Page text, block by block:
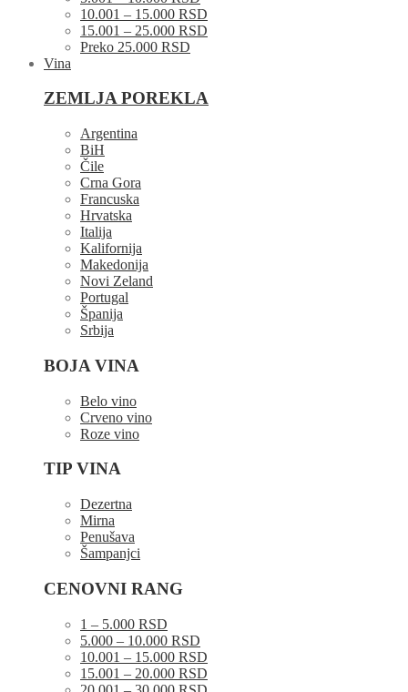
10.001 – 15.000 RSD
15.001 – 25.000 RSD
Preko 25.000 RSD
Vina
ZEMLJA POREKLA
Argentina
BiH
Čile
Crna Gora
Francuska
Hrvatska
Italija
Kalifornija
Makedonija
Novi Zeland
Portugal
Španija
Srbija
BOJA VINA
Belo vino
Crveno vino
Roze vino
TIP VINA
Dezertna
Mirna
Penušava
Šampanjci
CENOVNI RANG
1 – 5.000 RSD
5.000 – 10.000 RSD
10.001 – 15.000 RSD
15.001 – 20.000 RSD